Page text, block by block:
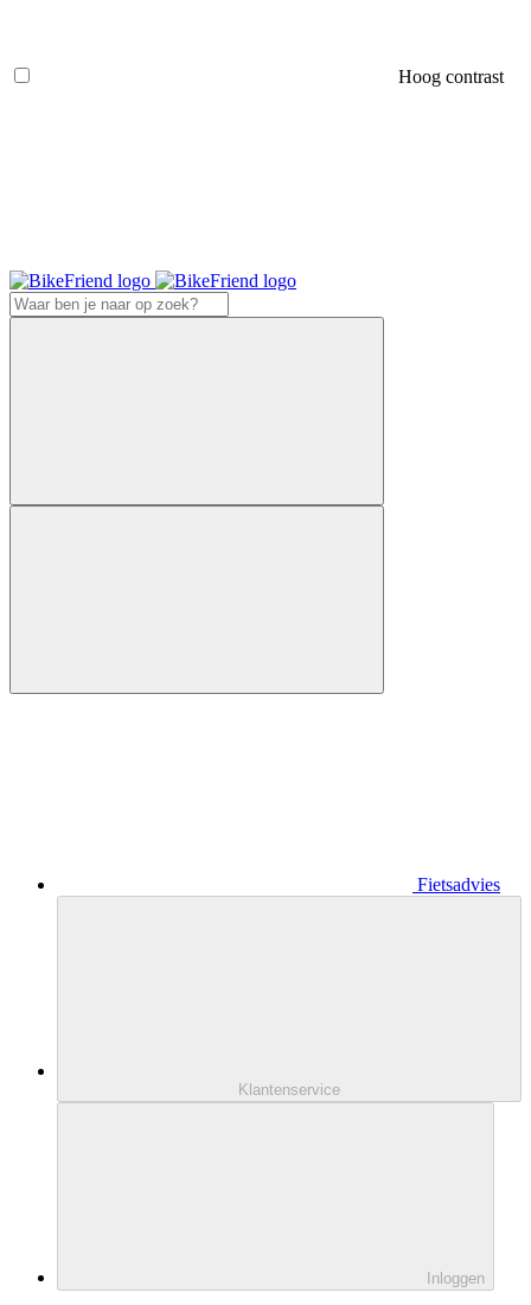
Hoog contrast
Fietsadvies
Klantenservice
Inloggen